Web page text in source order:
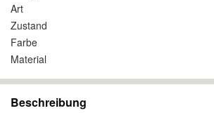
Art
Zustand
Farbe
Material
Beschreibung